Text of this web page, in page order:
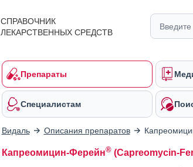
СПРАВОЧНИК
ЛЕКАРСТВЕННЫХ СРЕДСТВ
Препараты
Специалистам
Видаль Описания препаратов
Капреомицин-Ферейн®(Capreomycin-